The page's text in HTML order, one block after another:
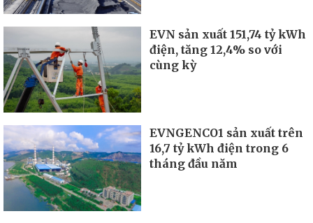
EVN sản xuất 151,74 tỷ kWh
điện, tăng 12,4% so với
cùng kỳ
EVNGENCO1 sản xuất trên
16,7 tỷ kWh điện trong 6
tháng đầu năm